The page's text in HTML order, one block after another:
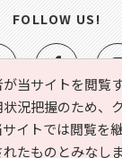
当サイトを閲覧
況把握のため、
イトでは閲覧を
たものとみなし
）とは？ お気に入
FOLLOW US!